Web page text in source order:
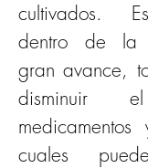
cultivados.
dentro de la
gran avance,
disminuir
cuales